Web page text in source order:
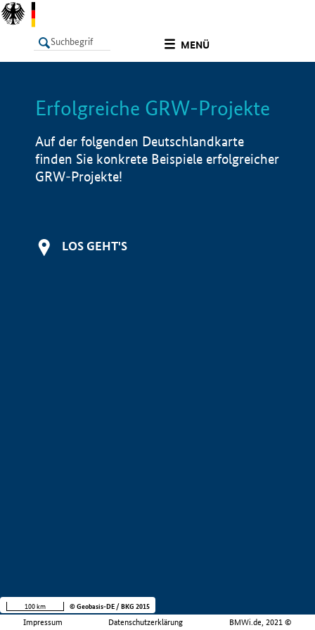
MENÜ
LISTE Info
Erfolgreiche GRW-Projekte
Auf der folgenden Deutschlandkarte
finden Sie konkrete Beispiele erfolgreicher
GRW-Projekte!
LOS GEHT'S
Impressum Datenschutzerklärung BMWi.de, 2021 ©
100 km © Geobasis-DE / BKG 2015